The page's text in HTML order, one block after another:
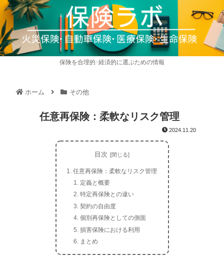
保険を合理的･経済的に選ぶための情報
ホーム その他
任意再保険：柔軟なリスク管理
2024.11.20
目次
任意再保険：柔軟なリスク管理
定義と概要
特定再保険との違い
契約の自由度
個別再保険としての側面
損害保険における利用
まとめ